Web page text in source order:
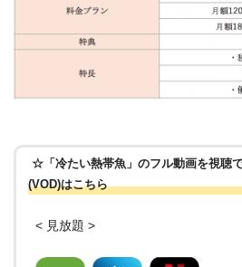
☆「冷たい熱帯魚」のフル動画を視聴
(VOD)はこちら
< 見放題 >